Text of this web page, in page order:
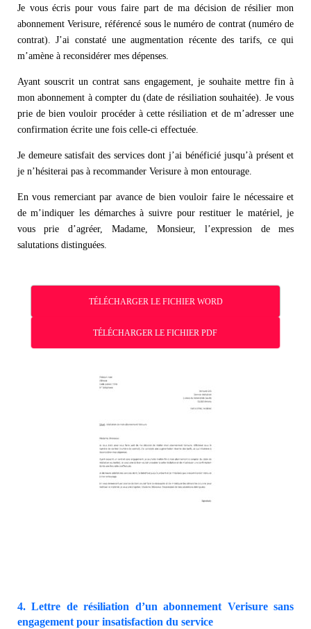
Je vous écris pour vous faire part de ma décision de résilier mon
abonnement Verisure, référencé sous le numéro de contrat (numéro de
contrat). J’ai constaté une augmentation récente des tarifs, ce qui
m’amène à reconsidérer mes dépenses.
Ayant souscrit un contrat sans engagement, je souhaite mettre fin à
mon abonnement à compter du (date de résiliation souhaitée). Je vous
prie de bien vouloir procéder à cette résiliation et de m’adresser une
confirmation écrite une fois celle-ci effectuée.
Je demeure satisfait des services dont j’ai bénéficié jusqu’à présent et
je n’hésiterai pas à recommander Verisure à mon entourage.
En vous remerciant par avance de bien vouloir faire le nécessaire et
de m’indiquer les démarches à suivre pour restituer le matériel, je
vous prie d’agréer, Madame, Monsieur, l’expression de mes
salutations distinguées.
TÉLÉCHARGER LE FICHIER WORD
TÉLÉCHARGER LE FICHIER PDF
4. Lettre de résiliation d’un abonnement Verisure sans
engagement pour insatisfaction du service